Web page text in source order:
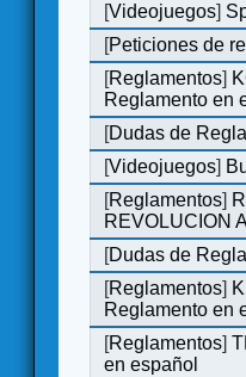
[Videojuegos]
[Peticiones de
[Reglamentos]
Reglamento en
[Dudas de
[Videojuegos]
[Reglamentos]
REVOLUCION
[Dudas de
[Reglamentos]
Reglamento en
[Reglamentos]
en español